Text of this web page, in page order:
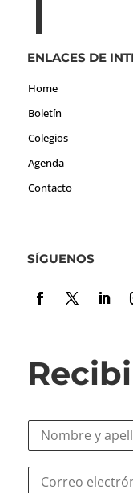
ENLACES DE
Home
Boletín
Colegios
Agenda
Contacto
SÍGUENOS
N
e
C